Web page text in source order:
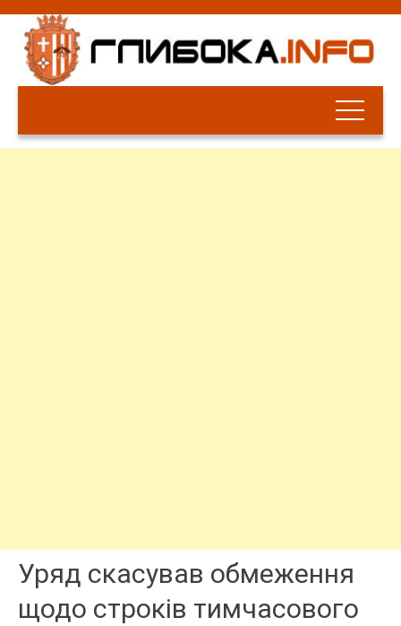
Уряд скасував обмеження
щодо строків тимчасового